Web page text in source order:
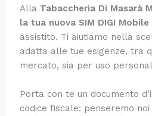
Alla Tabaccheria Di Masarà
la tua nuova SIM DIGI Mobile
assistito. Ti aiutiamo nella
adatta alle tue esigenze, tra
mercato, sia per uso
Porta con te un documento
codice fiscale: penseremo